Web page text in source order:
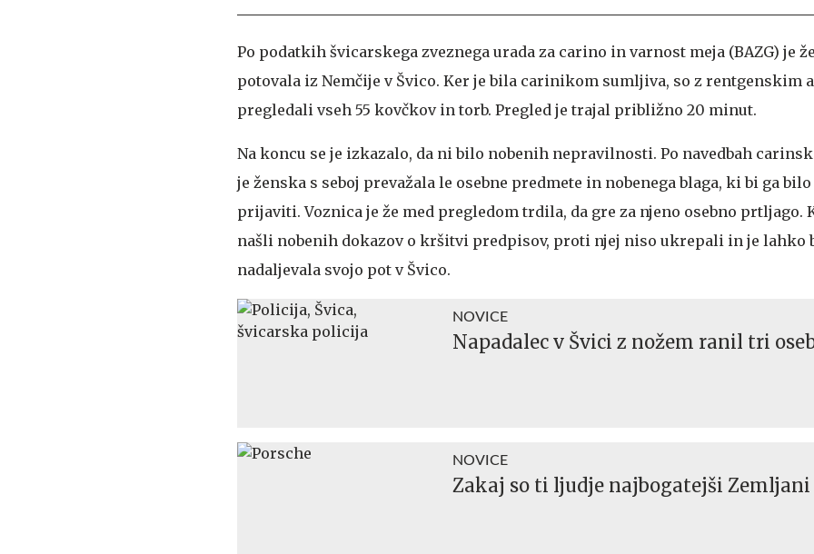
Po podatkih švicarskega zveznega urada za carino in varnost meja (BAZG) je
potovala iz Nemčije v Švico. Ker je bila carinikom sumljiva, so z rentgenskim
pregledali vseh 55 kovčkov in torb. Pregled je trajal približno 20 minut.
Na koncu se je izkazalo, da ni bilo nobenih nepravilnosti. Po navedbah
je ženska s seboj prevažala le osebne predmete in nobenega blaga, ki bi ga
prijaviti. Voznica je že med pregledom trdila, da gre za njeno osebno prtljago.
našli nobenih dokazov o kršitvi predpisov, proti njej niso ukrepali in je lahko
nadaljevala svojo pot v Švico.
NOVICE
Napadalec v Švici z nožem ranil tri
NOVICE
Zakaj so ti ljudje najbogatejši Zemljani